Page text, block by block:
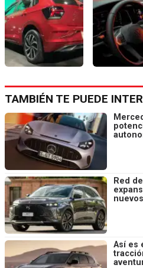
TAMBIÉN TE PUEDE
Red
Así es